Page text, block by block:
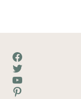
Facebook
Twitter
YouTube
Pinterest